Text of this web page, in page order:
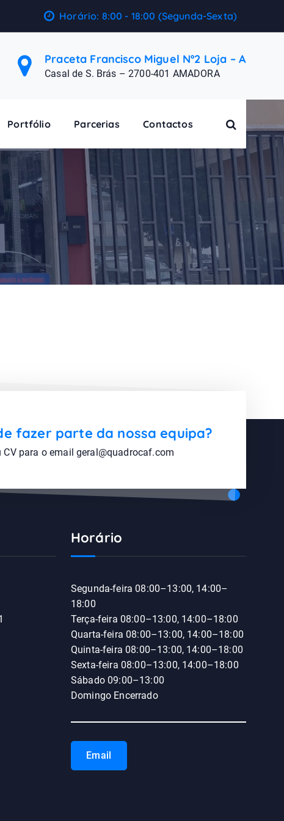
Horário: 8:00 - 18:00 (Segunda-Sexta)
Praceta Francisco Miguel Nº2 Loja – A
Casal de S. Brás – 2700-401 AMADORA
Portfólio Parcerias Contactos
fazer parte da nossa equipa?
CV para o email geral@quadrocaf.com
Horário
Segunda-feira 08:00–13:00, 14:00–
18:00
Terça-feira 08:00–13:00, 14:00–18:00
Quarta-feira 08:00–13:00, 14:00–18:00
Quinta-feira 08:00–13:00, 14:00–18:00
Sexta-feira 08:00–13:00, 14:00–18:00
Sábado 09:00–13:00
Domingo Encerrado
Email